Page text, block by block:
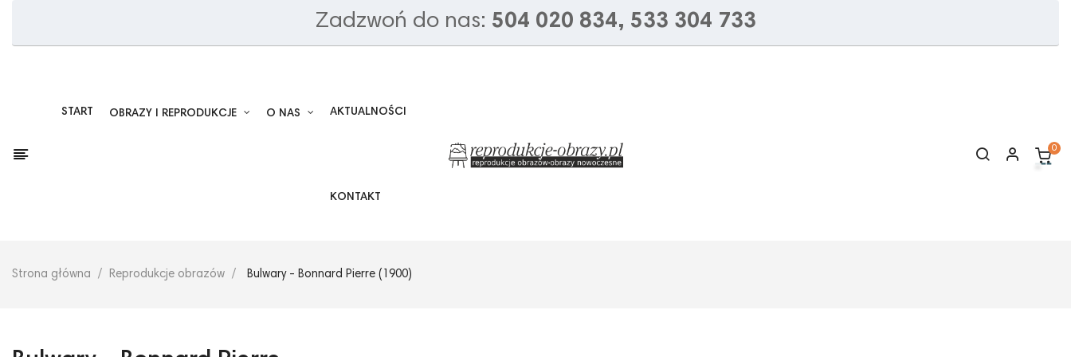
Zadzwoń do nas: 504 020 834, 533 304 733
START OBRAZY I REPRODUKCJE O NAS AKTUALNOŚCI
KONTAKT
0
Strona główna Reprodukcje obrazów Bulwary - Bonnard Pierre (1900)